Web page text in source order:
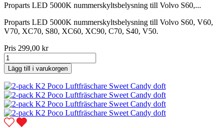
Proparts LED 5000K nummerskyltsbelysning till Volvo S60,...
Proparts LED 5000K nummerskyltsbelysning till Volvo S60, V60,
V70, XC70, S80, XC60, XC90, C70, S40, V50.
Pris 299,00 kr
Lägg till i varukorgen